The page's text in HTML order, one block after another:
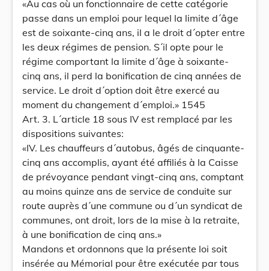
«Au cas où un fonctionnaire de cette catégorie
passe dans un emploi pour lequel la limite d´âge
est de soixante-cinq ans, il a le droit d´opter entre
les deux régimes de pension. S´il opte pour le
régime comportant la limite d´âge à soixante-
cinq ans, il perd la bonification de cinq années de
service. Le droit d´option doit être exercé au
moment du changement d´emploi.» 1545
Art. 3. L´article 18 sous IV est remplacé par les
dispositions suivantes:
«IV. Les chauffeurs d´autobus, âgés de cinquante-
cinq ans accomplis, ayant été affiliés à la Caisse
de prévoyance pendant vingt-cinq ans, comptant
au moins quinze ans de service de conduite sur
route auprès d´une commune ou d´un syndicat de
communes, ont droit, lors de la mise à la retraite,
à une bonification de cinq ans.»
Mandons et ordonnons que la présente loi soit
insérée au Mémorial pour être exécutée par tous